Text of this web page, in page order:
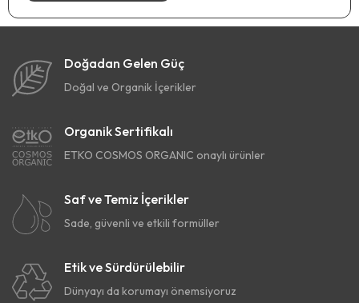
Doğadan Gelen Güç
Doğal ve Organik İçerikler
Organik Sertifikalı
ETKO COSMOS ORGANIC onaylı ürünler
Saf ve Temiz İçerikler
Sade, güvenli ve etkili formüller
Etik ve Sürdürülebilir
Dünyayı da korumayı önemsiyoruz